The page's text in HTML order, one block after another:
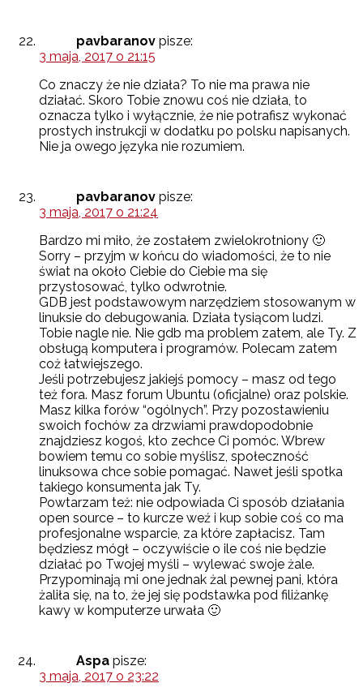
pavbaranov pisze:
3 maja, 2017 o 21:15
Co znaczy że nie działa? To nie ma prawa nie
działać. Skoro Tobie znowu coś nie działa, to
oznacza tylko i wyłącznie, że nie potrafisz wykonać
prostych instrukcji w dodatku po polsku napisanych.
Nie ja owego języka nie rozumiem.
pavbaranov pisze:
3 maja, 2017 o 21:24
Bardzo mi miło, że zostałem zwielokrotniony 🙂
Sorry – przyjm w końcu do wiadomości, że to nie
świat na około Ciebie do Ciebie ma się
przystosować, tylko odwrotnie.
GDB jest podstawowym narzędziem stosowanym w
linuksie do debugowania. Działa tysiącom ludzi.
Tobie nagle nie. Nie gdb ma problem zatem, ale Ty. Z
obsługą komputera i programów. Polecam zatem
coż łatwiejszego.
Jeśli potrzebujesz jakiejś pomocy – masz od tego
też fora. Masz forum Ubuntu (oficjalne) oraz polskie.
Masz kilka forów “ogólnych”. Przy pozostawieniu
swoich fochów za drzwiami prawdopodobnie
znajdziesz kogoś, kto zechce Ci pomóc. Wbrew
bowiem temu co sobie myślisz, społeczność
linuksowa chce sobie pomagać. Nawet jeśli spotka
takiego konsumenta jak Ty.
Powtarzam też: nie odpowiada Ci sposób działania
open source – to kurcze weź i kup sobie coś co ma
profesjonalne wsparcie, za które zapłacisz. Tam
będziesz mógł – oczywiście o ile coś nie będzie
działać po Twojej myśli – wylewać swoje żale.
Przypominają mi one jednak żal pewnej pani, która
żaliła się, na to, że jej się podstawka pod filiżankę
kawy w komputerze urwała 🙂
Aspa pisze:
3 maja, 2017 o 23:22